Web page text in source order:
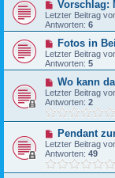
Vorschlag:
Letzter Beitrag
Antworten: 6
Fotos in
Letzter Beitrag
Antworten: 5
Wo kann
Letzter Beitrag
Antworten: 2
Pendant
Letzter Beitrag
Antworten: 49